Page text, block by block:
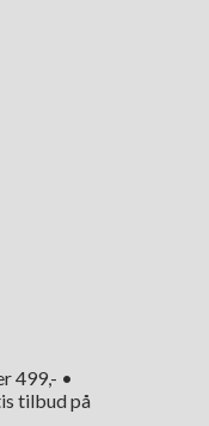
499,- •
tilbud på